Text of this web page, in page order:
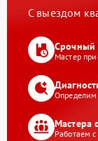
С выездом
Срочный
Мастер
Определим
Мастера
Работаем